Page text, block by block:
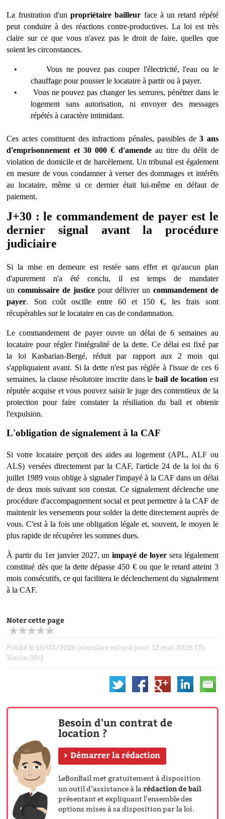
La frustration d'unpropriétaire bailleur face à un retard répété
peut conduire à des réactions contre-productives. La loi est très
claire sur ce que vous n'avez pas le droit de faire, quelles que
soient les circonstances.
•
Vous ne pouvez pas couper l'électricité, l'eau ou le
chauffage pour pousser le locataire àpartir ouà payer.
•
Vous ne pouvez pas changer les serrures, pénétrer dans le
logement sans autorisation, ni envoyer des messages
répétés à caractère intimidant.
Ces actes constituent des infractions pénales, passibles de3 ans
d'emprisonnement et 30 000€ d'amendeau titre du délit de
violation de domicile et de harcèlement. Un tribunal est également
en mesure de vous condamner à verser des dommages et intérêts
au locataire, même si ce dernier était lui-même en défaut de
paiement.
J+30 : le commandement de payer est le
dernier signal avant la procédure
judiciaire
Si la mise en demeure est restée sans effet et qu'aucun plan
d'apurement n'a été conclu, il est temps de mandater
uncommissaire de justicepour délivrer un commandement de
payer. Son coût oscille entre 60 et 150€, les frais sont
récupérables sur le locataire en cas de condamnation.
Le commandement de payer ouvre un délai de 6 semaines au
locataire pour régler l'intégralité de la dette. Ce délai est fixé par
la loi Kasbarian-Bergé, réduit par rapport aux 2 mois qui
s'appliquaient avant. Si la dette n'est pas réglée à l'issue de ces 6
semaines, la clause résolutoire inscrite dans lebail de location est
réputée acquise et vous pouvez saisir le juge des contentieux de la
protection pour faire constater la résiliation du bail et obtenir
l'expulsion.
L'obligation de signalement àla CAF
Si votre locataire perçoit des aides au logement (APL, ALF ou
ALS) versées directement par la CAF, l'article 24 de la loi du 6
juillet 1989 vous oblige à signaler l'impayé à la CAF dans un délai
de deux mois suivant son constat. Ce signalement déclenche une
procédure d'accompagnement social et peut permettre à la CAF de
maintenir les versements pour solder la dette directement auprès de
vous. C'est à la fois une obligation légale et, souvent, le moyen le
plus rapide de récupérer les sommes dues.
À partir du 1er janvier 2027, unimpayé de loyersera légalement
constitué dès que la dette dépasse 450 € ou que le retard atteint 3
mois consécutifs, ce qui facilitera le déclenchement du signalement
àla CAF.
Noter cette page
Publié le 16/04/2026 (dernière mise à jour: 12 mai 2026 17h
35min 38s)
Besoin d'un contrat de
location ?
Démarrer la rédaction
LeBonBail met gratuitement à disposition
un outil d’assistance à larédaction de bail
présentant et expliquant l’ensemble des
options mises à sa disposition par la loi.